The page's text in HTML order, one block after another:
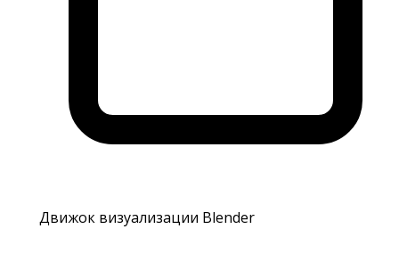
Движок визуализации Blender